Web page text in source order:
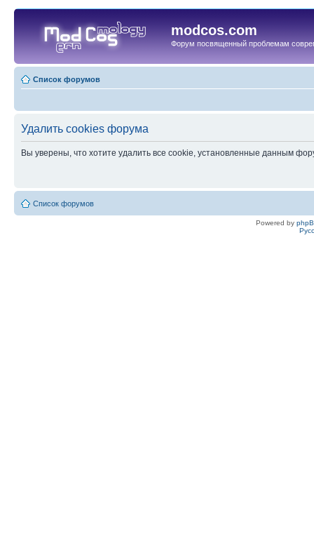
modcos.com
Форум посвященный проблемам
Список форумов
Удалить cookies форума
Вы уверены, что хотите удалить все cookie, установленные данным
Список форумов
Powered by